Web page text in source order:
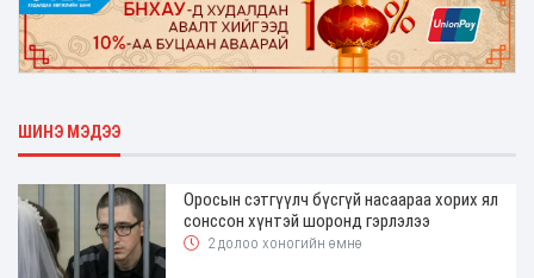
ШИНЭ МЭДЭЭ
Оросын сэтгүүлч бүсгүй насаараа хорих ял
сонссон хүнтэй шоронд гэрлэлээ
2 долоо хоногийн өмнө